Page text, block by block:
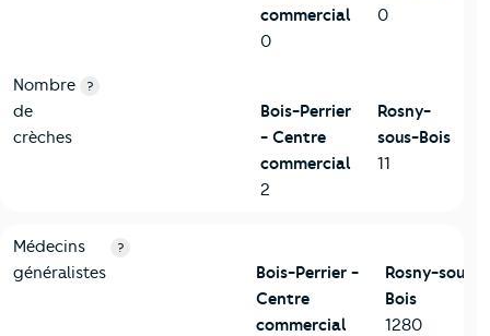
commercial
0
0
Nombre
de
crèches
?
Bois-Perrier
- Centre
commercial
2
Rosny-
sous-Bois
11
5-Commerces
Critères Bois-Perrier - Centre commercial
Médecins
généralistes
?
Bois-Perrier -
Centre
commercial
Rosny-sous-
Bois
1280